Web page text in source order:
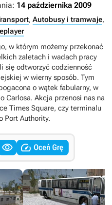
14 października 2009
, Autobusy i tramwaje,
w którym możemy przekonać
zaletach i wadach pracy
się odtworzyć codzienność
w wierny sposób. Tym
o wątek fabularny, w
Carlosa. Akcja przenosi nas na
Times Square, czy terminalu
Port Authority.
  Oceń Grę